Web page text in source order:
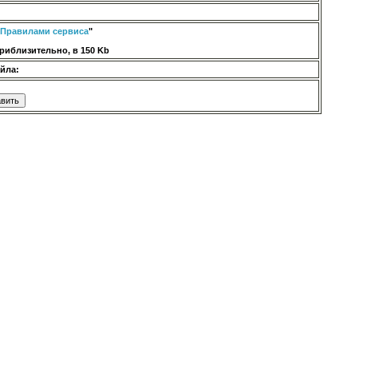
Правилами сервиса"
в 150 Kb